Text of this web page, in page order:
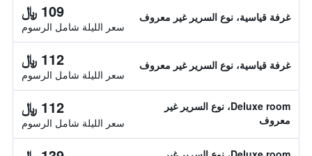
غرفة قياسية، نوع السرير غير معروف 109 ﷼
سعر الليلة شامل الرسوم
غرفة قياسية، نوع السرير غير معروف 112 ﷼
سعر الليلة شامل الرسوم
Deluxe room، نوع السرير غير
معروف
112 ﷼
سعر الليلة شامل الرسوم